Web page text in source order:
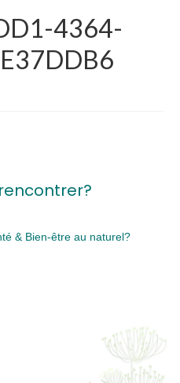
4364-
& Bien-être au naturel?